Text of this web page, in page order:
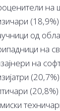
на
(18,9%)
од
на
на
(20,7%)
(20,8%)